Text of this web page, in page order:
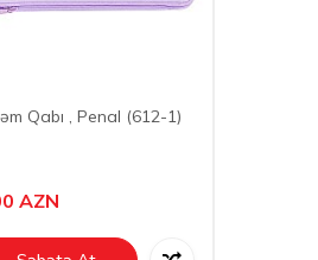
Qabı , Penal (612-1)
AZN